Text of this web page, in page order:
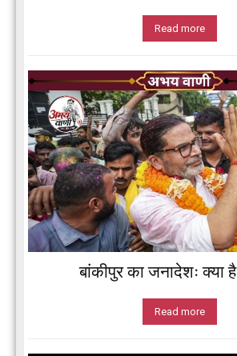
Read more
बांकीपुर का जनादेशः क्या
Read more